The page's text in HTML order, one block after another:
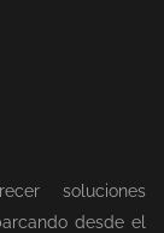
soluciones
desde el